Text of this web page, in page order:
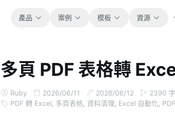
產品 案例 模板
全部
財務
資源
部落格
指南
多頁 PDF 表格轉
Ruby 2026/06/11 2026/06/12 2390 字
PDF 轉 Excel, 多頁表格, 資料清理, Excel 自動化,